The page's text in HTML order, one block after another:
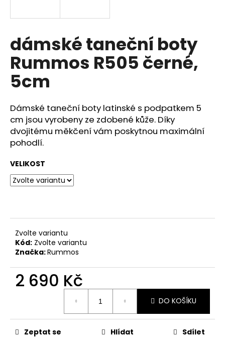
dámské taneční boty
Rummos R505 černé,
5cm
Dámské taneční boty latinské s podpatkem 5
cm jsou vyrobeny ze zdobené kůže. Díky
dvojitému měkčení vám poskytnou maximální
pohodlí.
VELIKOST
Zvolte variantu
Kód: Zvolte variantu
Značka:Rummos
2 690 Kč
DO KOŠÍKU
Zeptat se Hlídat Sdílet
í
t
?
HLEDAT
D
o
p
u
u
m
BOTY
PLNOU